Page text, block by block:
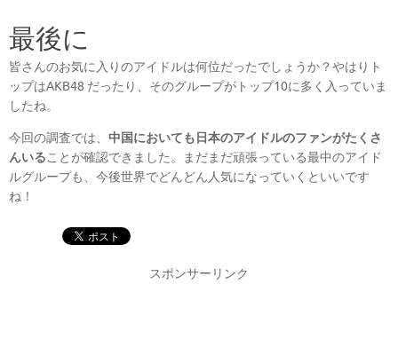
最後に
皆さんのお気に入りのアイドルは何位だったでしょうか？やはりト
ップはAKB48 だったり、そのグループがトップ10に多く入っていま
したね。
今回の調査では、 中国においても日本のアイドルのファンがたくさ
んいることが確認できました。まだまだ頑張っている最中のアイド
ルグループも、今後世界でどんどん人気になっていくといいです
ね！
スポンサーリンク